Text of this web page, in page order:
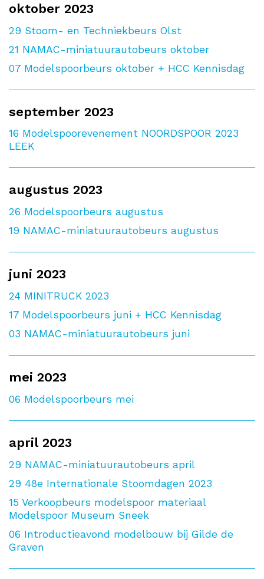
oktober 2023
29 Stoom- en Techniekbeurs Olst
21 NAMAC-miniatuurautobeurs oktober
07 Modelspoorbeurs oktober + HCC Kennisdag
september 2023
16 Modelspoorevenement NOORDSPOOR 2023
LEEK
augustus 2023
26 Modelspoorbeurs augustus
19 NAMAC-miniatuurautobeurs augustus
juni 2023
24 MINITRUCK 2023
17 Modelspoorbeurs juni + HCC Kennisdag
03 NAMAC-miniatuurautobeurs juni
mei 2023
06 Modelspoorbeurs mei
april 2023
29 NAMAC-miniatuurautobeurs april
29 48e Internationale Stoomdagen 2023
15 Verkoopbeurs modelspoor materiaal
Modelspoor Museum Sneek
06 Introductieavond modelbouw bij Gilde de
Graven